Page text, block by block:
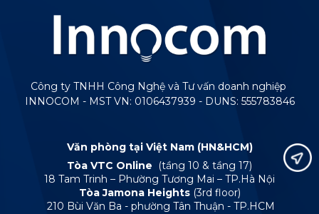
Công ty TNHH Công Nghệ và Tư vấn doanh nghiệp
INNOCOM - MST VN: 0106437939 - DUNS: 555783846
Văn phòng tại Việt Nam (HN&HCM)
Tòa VTC Online
(tầng 10 & tầng 17)
18 Tam Trinh – Phường Tương Mai – TP.Hà Nội
Tòa Jamona Heights (3rd floor)
210 Bùi Văn Ba - phường Tân Thuận - TP.HCM